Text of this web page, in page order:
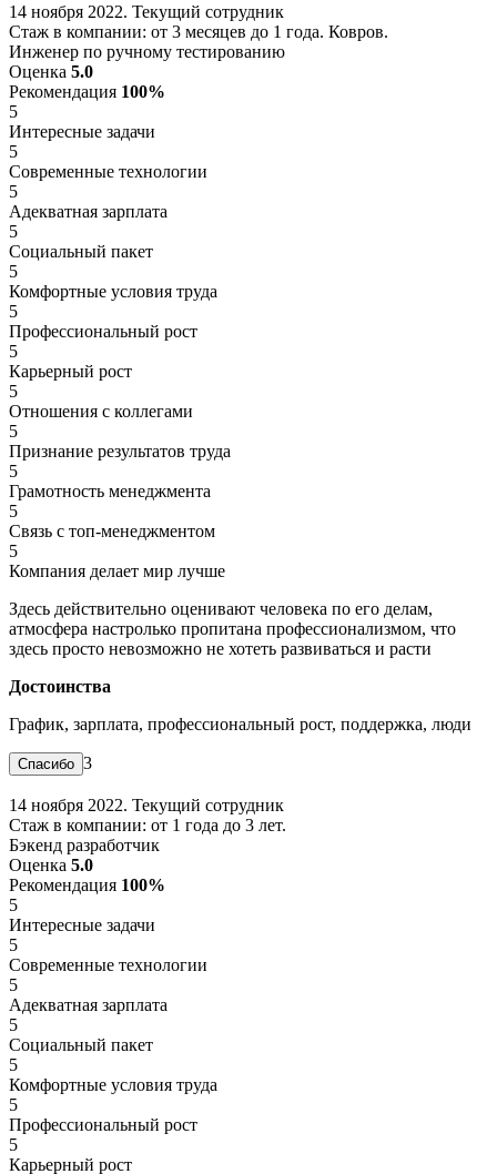
14 ноября 2022. Текущий сотрудник
Стаж в компании: от 3 месяцев до 1 года. Ковров.
Инженер по ручному тестированию
Оценка 5.0
Рекомендация 100%
5
Интересные задачи
5
Современные технологии
5
Адекватная зарплата
5
Социальный пакет
5
Комфортные условия труда
5
Профессиональный рост
5
Карьерный рост
5
Отношения с коллегами
5
Признание результатов труда
5
Грамотность менеджмента
5
Связь с топ-менеджментом
5
Компания делает мир лучше
Здесь действительно оценивают человека по его делам,
атмосфера настролько пропитана профессионализмом, что
здесь просто невозможно не хотеть развиваться и расти
Достоинства
График, зарплата, профессиональный рост, поддержка, люди
3
14 ноября 2022. Текущий сотрудник
Стаж в компании: от 1 года до 3 лет.
Бэкенд разработчик
Оценка 5.0
Рекомендация 100%
5
Интересные задачи
5
Современные технологии
5
Адекватная зарплата
5
Социальный пакет
5
Комфортные условия труда
5
Профессиональный рост
5
Карьерный рост